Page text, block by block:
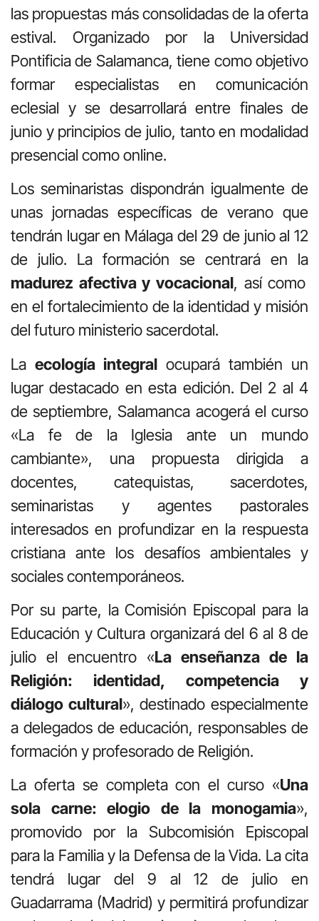
las propuestas más consolidadas de la oferta
estival. Organizado por la Universidad
Pontificia de Salamanca, tiene como objetivo
formar especialistas en comunicación
eclesial y se desarrollará entre finales de
junio y principios de julio, tanto en modalidad
presencial como online.
Los seminaristas dispondrán igualmente de
unas jornadas específicas de verano que
tendrán lugar en Málaga del 29 de junio al 12
de julio. La formación se centrará en la
madurez afectiva y vocacional, así como
en el fortalecimiento de la identidad y misión
del futuro ministerio sacerdotal.
La ecología integral ocupará también un
lugar destacado en esta edición. Del 2 al 4
de septiembre, Salamanca acogerá el curso
«La fe de la Iglesia ante un mundo
cambiante», una propuesta dirigida a
docentes, catequistas, sacerdotes,
seminaristas y agentes pastorales
interesados en profundizar en la respuesta
cristiana ante los desafíos ambientales y
sociales contemporáneos.
Por su parte, la Comisión Episcopal para la
Educación y Cultura organizará del 6 al 8 de
julio el encuentro «La enseñanza de la
Religión: identidad, competencia y
diálogo cultural», destinado especialmente
a delegados de educación, responsables de
formación y profesorado de Religión.
La oferta se completa con el curso «Una
sola carne: elogio de la monogamia»,
promovido por la Subcomisión Episcopal
para la Familia y la Defensa de la Vida. La cita
tendrá lugar del 9 al 12 de julio en
Guadarrama (Madrid) y permitirá profundizar